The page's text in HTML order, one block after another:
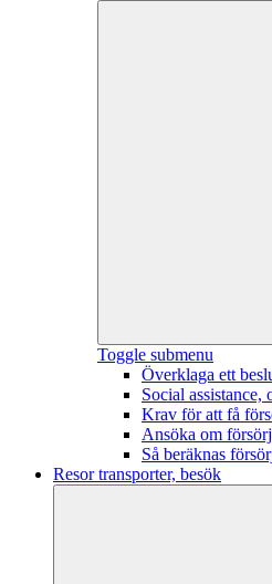
Toggle submenu
Överklaga ett
Social assistance,
Krav för att få
Ansöka om
Så beräknas
Resor transporter, besök